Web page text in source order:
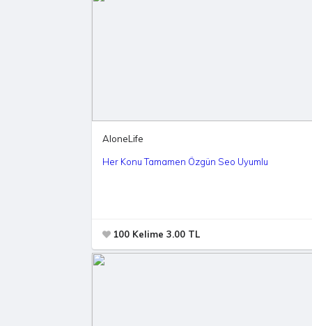
AloneLife
Her Konu Tamamen Özgün Seo Uyumlu
100 Kelime 3.00 TL